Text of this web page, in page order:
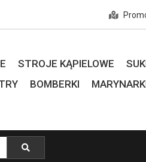
STROJE KĄPIELOWE
BOMBERKI